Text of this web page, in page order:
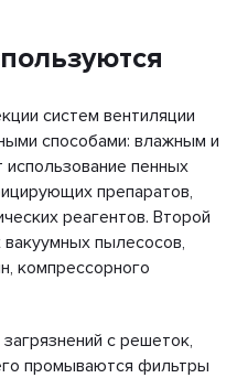
систем вентиляции
способами: влажным и
пенных
препаратов,
реагентов. Второй
пылесосов,
компрессорного
с решеток,
промываются фильтры